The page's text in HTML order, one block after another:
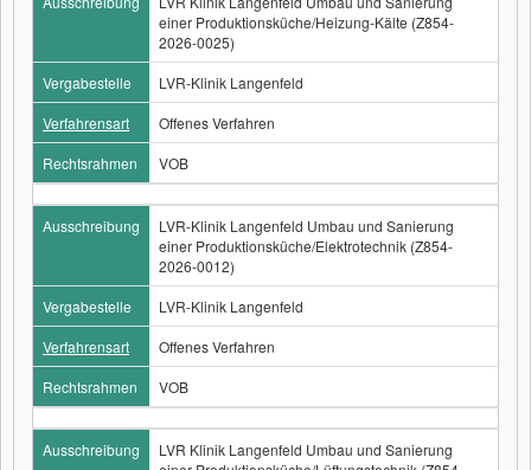
einer Produktionsküche/Heizung-Kälte (Z854-
2026-0025)
Vergabestelle
LVR-Klinik Langenfeld
Verfahrensart
Offenes Verfahren
Rechtsrahmen
VOB
Ausschreibung
LVR-Klinik Langenfeld Umbau und Sanierung
einer Produktionsküche/Elektrotechnik (Z854-
2026-0012)
Vergabestelle
LVR-Klinik Langenfeld
Verfahrensart
Offenes Verfahren
Rechtsrahmen
VOB
Ausschreibung
LVR Klinik Langenfeld Umbau und Sanierung